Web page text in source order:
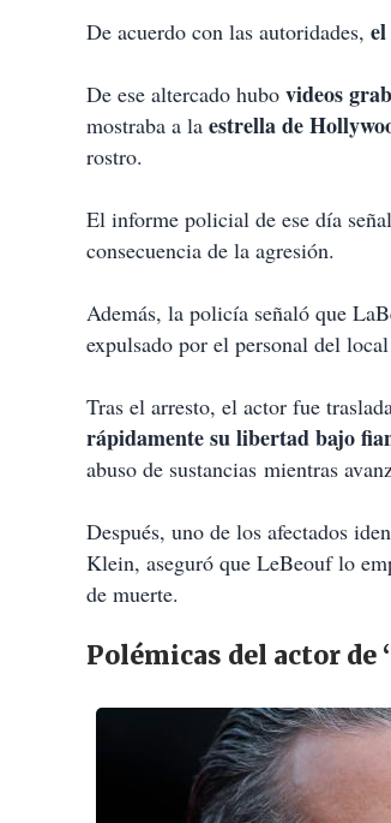
De acuerdo con las autoridades,
De ese altercado hubo videos
mostraba a la estrella de
rostro.
El informe policial de ese día
consecuencia de la agresión.
Además, la policía señaló que
expulsado por el personal del local
Tras el arresto, el actor fue
rápidamente su libertad bajo
abuso de sustancias mientras
Después, uno de los afectados
Klein, aseguró que LeBeouf lo
de muerte.
Polémicas del actor de